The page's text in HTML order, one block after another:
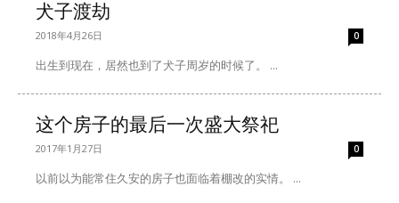
犬子渡劫
2018年4月26日 0
出生到现在，居然也到了犬子周岁的时候了。 ...
这个房子的最后一次盛大祭祀
2017年1月27日 0
以前以为能常住久安的房子也面临着棚改的实情。 ...